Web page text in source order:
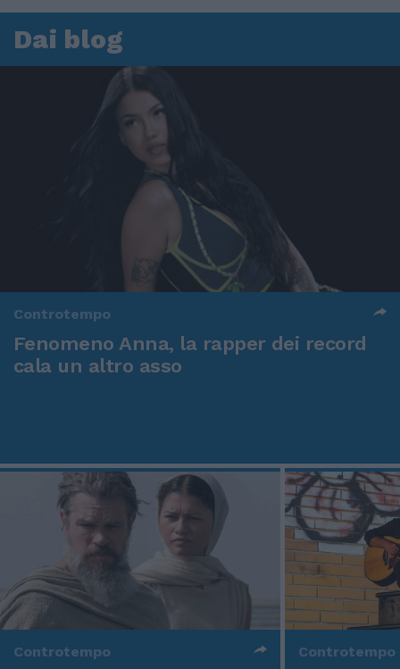
Dai blog
Controtempo
Fenomeno Anna, la rapper dei record
cala un altro asso
Controtempo Controtempo